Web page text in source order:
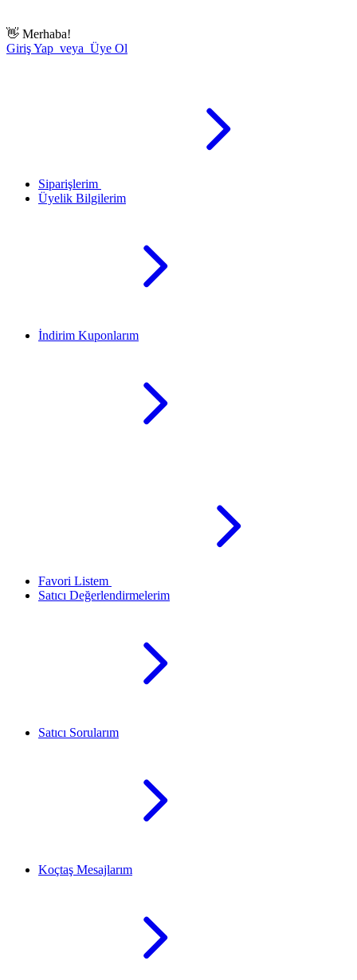
👋 Merhaba!
Giriş Yap veya Üye Ol
Siparişlerim
Üyelik Bilgilerim
İndirim Kuponlarım
Favori Listem
Satıcı Değerlendirmelerim
Satıcı Sorularım
Koçtaş Mesajlarım